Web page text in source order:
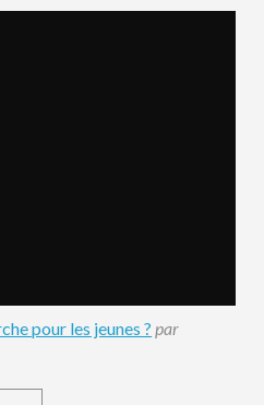
pour les jeunes ? par